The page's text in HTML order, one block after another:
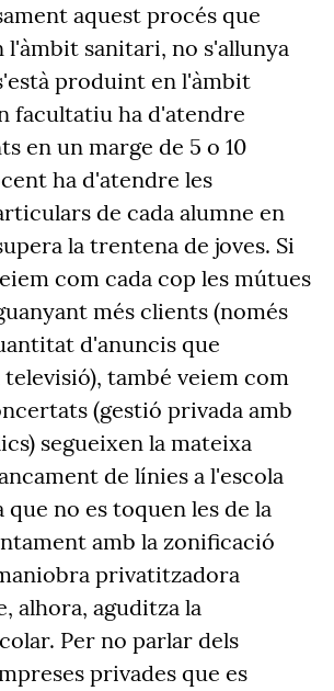
aquest procés que
l'àmbit sanitari, no s'allunya
produint en l'àmbit
facultatiu ha d'atendre
en un marge de 5 o 10
ha d'atendre les
de cada alumne en
la trentena de joves. Si
com cada cop les mútues
més clients (només
d'anuncis que
televisió), també veiem com
(gestió privada amb
segueixen la mateixa
de línies a l'escola
no es toquen les de la
amb la zonificació
privatitzadora
alhora, aguditza la
Per no parlar dels
privades que es